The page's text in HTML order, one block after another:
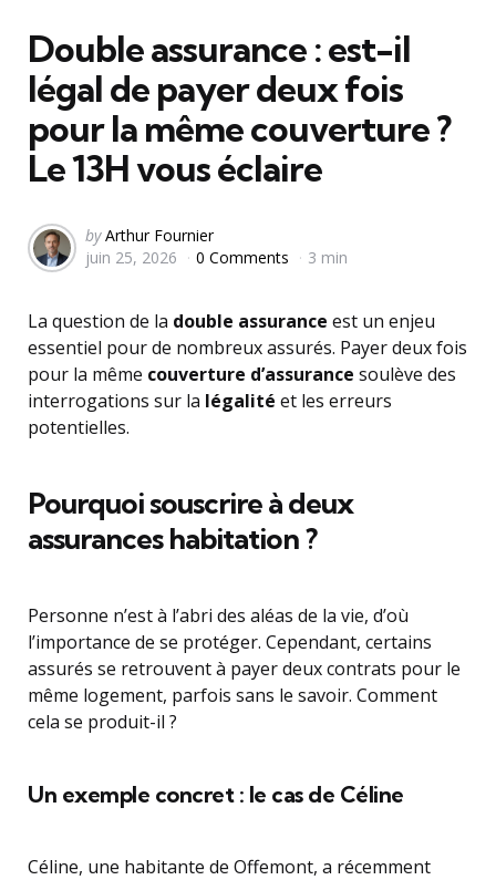
Double assurance : est-il
légal de payer deux fois
pour la même couverture ?
Le 13H vous éclaire
Posted
by
by Arthur Fournier
juin 25, 2026
0 Comments 3 min
La question de la double assurance est un enjeu
essentiel pour de nombreux assurés. Payer deux fois
pour la même couverture d’assurance soulève des
interrogations sur la légalité et les erreurs
potentielles.
Pourquoi souscrire à deux
assurances habitation ?
Personne n’est à l’abri des aléas de la vie, d’où
l’importance de se protéger. Cependant, certains
assurés se retrouvent à payer deux contrats pour le
même logement, parfois sans le savoir. Comment
cela se produit-il ?
Un exemple concret : le cas de Céline
Céline, une habitante de Offemont, a récemment